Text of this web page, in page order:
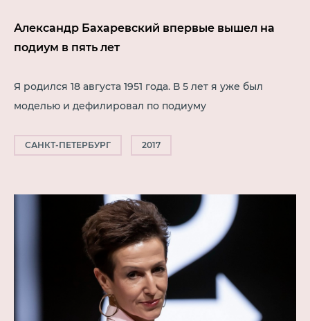
Александр Бахаревский впервые вышел на
подиум в пять лет
Я родился 18 августа 1951 года. В 5 лет я уже был
моделью и дефилировал по подиуму
САНКТ-ПЕТЕРБУРГ 2017